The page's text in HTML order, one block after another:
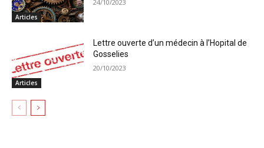
Articles
24/10/2023
Articles
Lettre ouverte d’un médecin à l’Hopital de
Gosselies
20/10/2023